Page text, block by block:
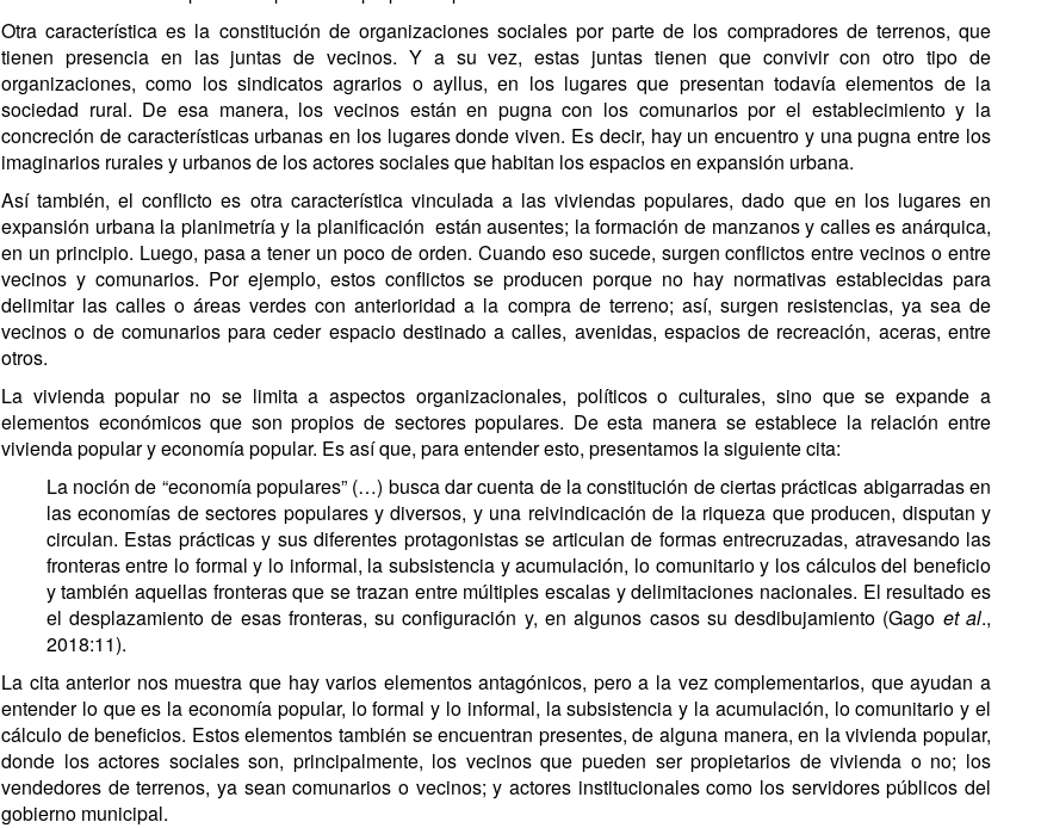
Otra característica es la constitución de organizaciones sociales por parte de los compradores de terrenos, que
tienen presencia en las juntas de vecinos. Y a su vez, estas juntas tienen que convivir con otro tipo de
organizaciones, como los sindicatos agrarios o ayllus, en los lugares que presentan todavía elementos de la
sociedad rural. De esa manera, los vecinos están en pugna con los comunarios por el establecimiento y la
concreción de características urbanas en los lugares donde viven. Es decir, hay un encuentro y una pugna entre los
imaginarios rurales y urbanos de los actores sociales que habitan los espacios en expansión urbana.
Así también, el conflicto es otra característica vinculada a las viviendas populares, dado que en los lugares en
expansión urbana la planimetría y la planificación están ausentes; la formación de manzanos y calles es anárquica,
en un principio. Luego, pasa a tener un poco de orden. Cuando eso sucede, surgen conflictos entre vecinos o entre
vecinos y comunarios. Por ejemplo, estos conflictos se producen porque no hay normativas establecidas para
delimitar las calles o áreas verdes con anterioridad a la compra de terreno; así, surgen resistencias, ya sea de
vecinos o de comunarios para ceder espacio destinado a calles, avenidas, espacios de recreación, aceras, entre
otros.
La vivienda popular no se limita a aspectos organizacionales, políticos o culturales, sino que se expande a
elementos económicos que son propios de sectores populares. De esta manera se establece la relación entre
vivienda popular y economía popular. Es así que, para entender esto, presentamos la siguiente cita:
La noción de “economía populares” (…) busca dar cuenta de la constitución de ciertas prácticas abigarradas en
las economías de sectores populares y diversos, y una reivindicación de la riqueza que producen, disputan y
circulan. Estas prácticas y sus diferentes protagonistas se articulan de formas entrecruzadas, atravesando las
fronteras entre lo formal y lo informal, la subsistencia y acumulación, lo comunitario y los cálculos del beneficio
y también aquellas fronteras que se trazan entre múltiples escalas y delimitaciones nacionales. El resultado es
el desplazamiento de esas fronteras, su configuración y, en algunos casos su desdibujamiento (Gago et al.,
2018:11).
La cita anterior nos muestra que hay varios elementos antagónicos, pero a la vez complementarios, que ayudan a
entender lo que es la economía popular, lo formal y lo informal, la subsistencia y la acumulación, lo comunitario y el
cálculo de beneficios. Estos elementos también se encuentran presentes, de alguna manera, en la vivienda popular,
donde los actores sociales son, principalmente, los vecinos que pueden ser propietarios de vivienda o no; los
vendedores de terrenos, ya sean comunarios o vecinos; y actores institucionales como los servidores públicos del
gobierno municipal.